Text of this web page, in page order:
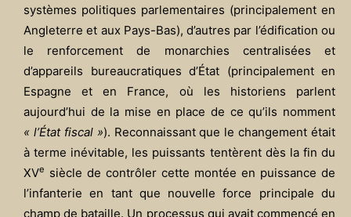
systèmes politiques parlementaires (principalement en
Angleterre et aux Pays-Bas), d’autres par l’édification ou
le renforcement de monarchies centralisées et
d’appareils bureaucratiques d’État (principalement en
Espagne et en France, où les historiens parlent
aujourd’hui de la mise en place de ce qu’ils nomment
« l’État fiscal »). Reconnaissant que le changement était
à terme inévitable, les puissants tentèrent dès la fin du
XVe siècle de contrôler cette montée en puissance de
l’infanterie en tant que nouvelle force principale du
champ de bataille. Un processus qui avait commencé en